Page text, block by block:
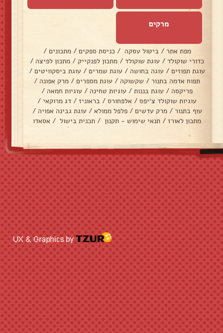
מרקים
מפת אתר / ביטול עסקה / כניסת ספקים / מתכונים /
כדורי שוקולד / עוגת שוקולד / מתכון לפנקייק / מתכון לפיצה /
עוגת תפוזים / עוגה בחושה / עוגת שמרים / עוגת ביסקוויטים/
תפוח אדמה בתנור / שקשוקה / עוגת מספרים / מרק אפונה /
פריקסה / עוגת בננות / עוגיות טחינה / עוגיות חמאה /
עוגיות שוקולד צ׳יפס / אלפחורס / בראוניז / דג מרוקאי /
עוף בתנור / מרק עדשים / פלפל ממולא / עוגת גבינה אפויה /
מתכון לאורז / תנאי שימוש - תקנון / תכנית בישול / אסאדו